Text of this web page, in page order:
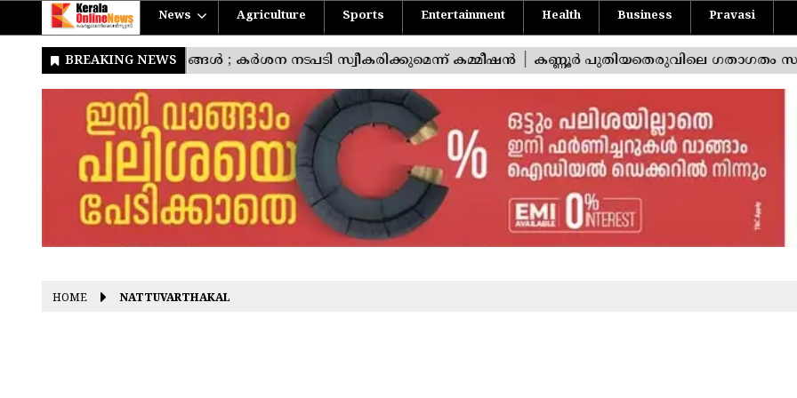
News Agriculture Sports Entertainment Health Business Pravasi
HOME NATTUVARTHAKAL